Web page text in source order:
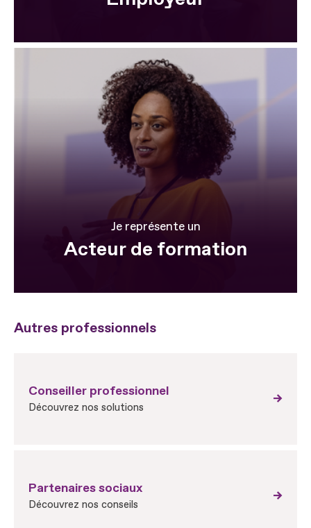
Je représente un
Acteur de formation
Autres professionnels
Conseiller professionnel
Découvrez nos solutions
Partenaires sociaux
Découvrez nos conseils